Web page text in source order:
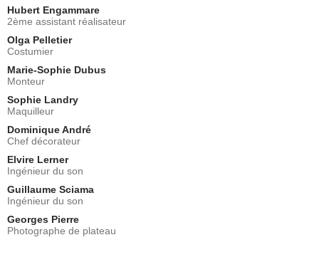
Hubert Engammare
2ème assistant réalisateur
Olga Pelletier
Costumier
Marie-Sophie Dubus
Monteur
Sophie Landry
Maquilleur
Dominique André
Chef décorateur
Elvire Lerner
Ingénieur du son
Guillaume Sciama
Ingénieur du son
Georges Pierre
Photographe de plateau